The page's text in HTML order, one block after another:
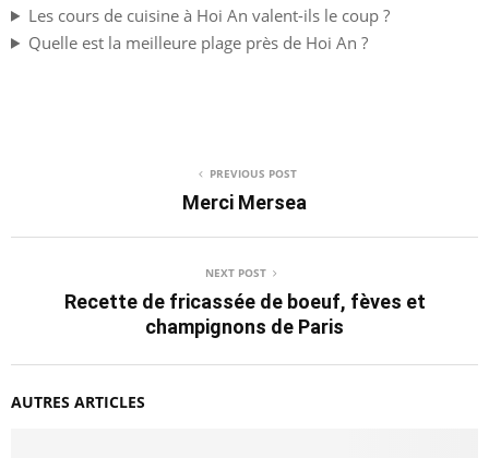
Les cours de cuisine à Hoi An valent-ils le coup ?
Quelle est la meilleure plage près de Hoi An ?
PREVIOUS POST
Merci Mersea
NEXT POST
Recette de fricassée de boeuf, fèves et
champignons de Paris
AUTRES ARTICLES